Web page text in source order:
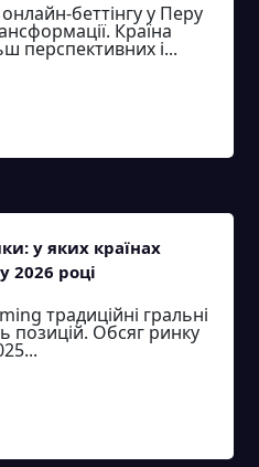
беттінгу у Перу
Країна
перспективних і...
у яких країнах
2026 році
традиційні гральні
позицій. Обсяг ринку